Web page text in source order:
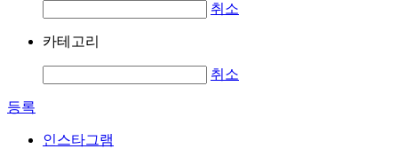
취소
카테고리
취소
등록
인스타그램